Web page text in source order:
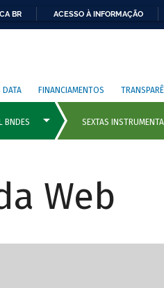
BR ACESSO À INFORMAÇÃO
DATA FINANCIAMENTOS
Web